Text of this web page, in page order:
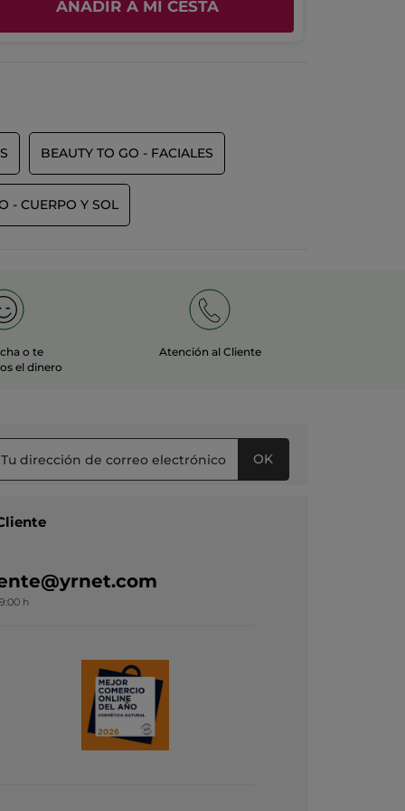
AÑADIR A MI CESTA
BEAUTY TO GO - FACIALES
- CUERPO Y SOL
o te
el dinero
Atención al Cliente
OK
h